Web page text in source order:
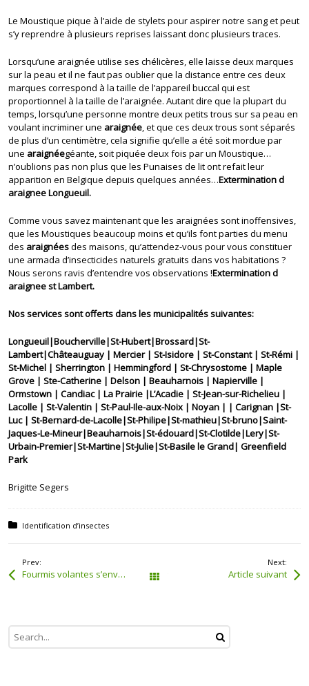
Le Moustique pique à l’aide de stylets pour aspirer notre sang et peut
s’y reprendre à plusieurs reprises laissant donc plusieurs traces.
Lorsqu’une araignée utilise ses chélicères, elle laisse deux marques
sur la peau et il ne faut pas oublier que la distance entre ces deux
marques correspond à la taille de l’appareil buccal qui est
proportionnel à la taille de l’araignée. Autant dire que la plupart du
temps, lorsqu’une personne montre deux petits trous sur sa peau en
voulant incriminer une araignée , et que ces deux trous sont séparés
de plus d’un centimètre, cela signifie qu’elle a été soit mordue par
une araignéegéante, soit piquée deux fois par un Moustique…
n’oublions pas non plus que les Punaises de lit ont refait leur
apparition en Belgique depuis quelques années…Extermination d
araignee Longueuil.
Comme vous savez maintenant que les araignées sont inoffensives,
que les Moustiques beaucoup moins et qu’ils font parties du menu
des araignéesdes maisons, qu’attendez-vous pour vous constituer
une armada d’insecticides naturels gratuits dans vos habitations ?
Nous serons ravis d’entendre vos observations !Extermination d
araignee st Lambert.
Nos services sont offerts dans les municipalités suivantes:
Longueuil|Boucherville|St-Hubert|Brossard|St-
Lambert|Châteauguay | Mercier | St-Isidore | St-Constant | St-Rémi |
St-Michel | Sherrington | Hemmingford | St-Chrysostome | Maple
Grove | Ste-Catherine | Delson | Beauharnois | Napierville |
Ormstown | Candiac | La Prairie |L’Acadie | St-Jean-sur-Richelieu |
Lacolle | St-Valentin | St-Paul-Ile-aux-Noix | Noyan | | Carignan |St-
Luc | St-Bernard-de-Lacolle|St-Philipe|St-mathieu|St-bruno|Saint-
Jaques-Le-Mineur|Beauharnois|St-édouard|St-Clotilde|Lery|St-
Urbain-Premier|St-Martine|St-Julie|St-Basile le Grand| Greenfield
Park
Brigitte Segers
Posted in:
Identification d’insectes
Prev:
Fourmis volantes s’envoleront bientôt Tous les articles
Next:
Article suivant